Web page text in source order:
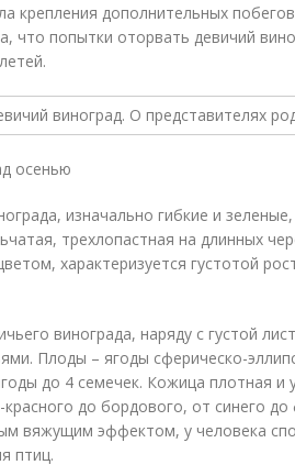
крепления дополнительных
что попытки оторвать девичий
осенью
изначально гибкие и
трехлопастная на длинных
характеризуется густотой
винограда, наряду с густой
Плоды – ягоды сферическо-
до 4 семечек. Кожица плотная и
до бордового, от синего
вяжущим эффектом, у человека
птиц.